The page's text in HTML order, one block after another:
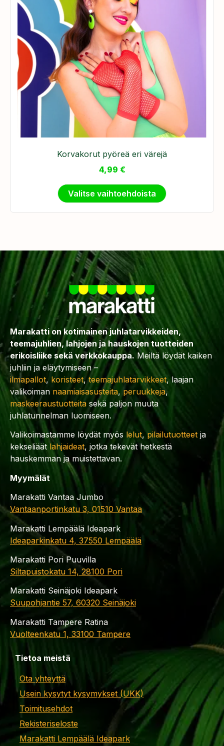
Korvakorut pyöreä eri värejä
4,99 €
Valitse vaihtoehdoista
Marakatti on kotimainen juhlatarvikkeiden,
teemajuhlien, lahjojen ja hauskojen tuotteiden
erikoisliike sekä verkkokauppa. Meiltä löydät kaiken
juhliin ja eläytymiseen –
ilmapallot, koristeet,teemajuhlatarvikkeet, laajan
valikoiman naamiaisasusteita, peruukkeja,
maskeeraustuotteita sekä paljon muuta
juhlatunnelman luomiseen.
Valikoimastamme löydät myös lelut,pilailutuotteet ja
kekseliäät lahjaideat, jotka tekevät hetkestä
hauskemman ja muistettavan.
Myymälät
Marakatti Vantaa Jumbo
Vantaanportinkatu 3, 01510 Vantaa
Marakatti Lempäälä Ideapark
Ideaparkinkatu 4, 37550 Lempäälä
Marakatti Pori Puuvilla
Siltapuistokatu 14, 28100 Pori
Marakatti Seinäjoki Ideapark
Suupohjantie 57, 60320 Seinäjoki
Marakatti Tampere Ratina
Vuolteenkatu 1, 33100 Tampere
Tietoa meistä
Ota yhteyttä
Usein kysytyt kysymykset (UKK)
Toimitusehdot
Rekisteriseloste
Marakatti Lempäälä Ideapark